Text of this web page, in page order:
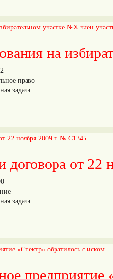
на
право
задача
договора от 22
задача
предприятие